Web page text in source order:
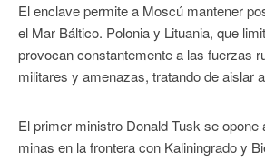
El enclave permite a Moscú mantener
el Mar Báltico. Polonia y Lituania, que
provocan constantemente a las fuerzas
militares y amenazas, tratando de aislar
El primer ministro Donald Tusk se opone
minas en la frontera con Kaliningrado y